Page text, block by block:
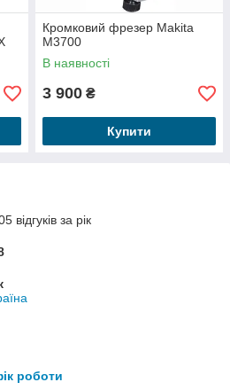
Кромковий фрезер Makita
M3700
В наявності
3 900 ₴
Купити
відгуків за рік
роботи